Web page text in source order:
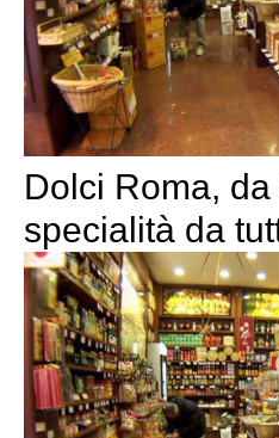
Dolci Roma,
specialità da